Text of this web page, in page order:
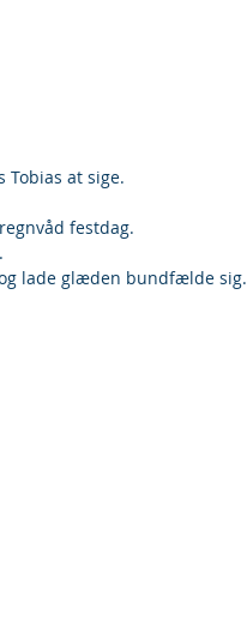
Tobias at sige.
regnvåd festdag.
lade glæden bundfælde sig.